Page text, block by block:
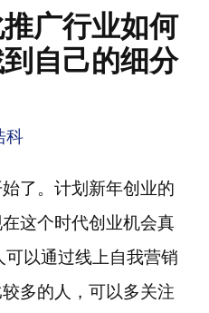
广行业如何
自己的细分
科
了。计划新年创业的
这个时代创业机会真
以通过线上自我营销
多的人，可以多关注